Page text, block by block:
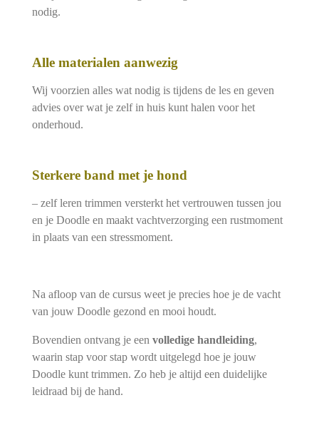
nodig.
Alle materialen aanwezig
Wij voorzien alles wat nodig is tijdens de les en geven
advies over wat je zelf in huis kunt halen voor het
onderhoud.
Sterkere band met je hond
– zelf leren trimmen versterkt het vertrouwen tussen jou
en je Doodle en maakt vachtverzorging een rustmoment
in plaats van een stressmoment.
Na afloop van de cursus weet je precies hoe je de vacht
van jouw Doodle gezond en mooi houdt.
Bovendien ontvang je een volledige handleiding,
waarin stap voor stap wordt uitgelegd hoe je jouw
Doodle kunt trimmen. Zo heb je altijd een duidelijke
leidraad bij de hand.